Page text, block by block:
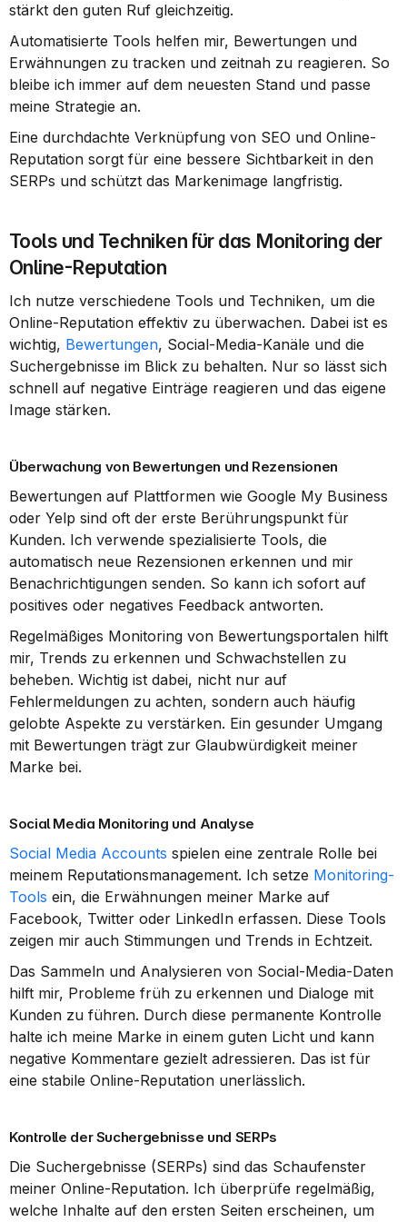
stärkt den guten Ruf gleichzeitig.
Automatisierte Tools helfen mir, Bewertungen und
Erwähnungen zu tracken und zeitnah zu reagieren. So
bleibe ich immer auf dem neuesten Stand und passe
meine Strategie an.
Eine durchdachte Verknüpfung von SEO und Online-
Reputation sorgt für eine bessere Sichtbarkeit in den
SERPs und schützt das Markenimage langfristig.
Tools und Techniken für das Monitoring der
Online-Reputation
Ich nutze verschiedene Tools und Techniken, um die
Online-Reputation effektiv zu überwachen. Dabei ist es
wichtig, Bewertungen, Social-Media-Kanäle und die
Suchergebnisse im Blick zu behalten. Nur so lässt sich
schnell auf negative Einträge reagieren und das eigene
Image stärken.
Überwachung von Bewertungen und Rezensionen
Bewertungen auf Plattformen wie Google My Business
oder Yelp sind oft der erste Berührungspunkt für
Kunden. Ich verwende spezialisierte Tools, die
automatisch neue Rezensionen erkennen und mir
Benachrichtigungen senden. So kann ich sofort auf
positives oder negatives Feedback antworten.
Regelmäßiges Monitoring von Bewertungsportalen hilft
mir, Trends zu erkennen und Schwachstellen zu
beheben. Wichtig ist dabei, nicht nur auf
Fehlermeldungen zu achten, sondern auch häufig
gelobte Aspekte zu verstärken. Ein gesunder Umgang
mit Bewertungen trägt zur Glaubwürdigkeit meiner
Marke bei.
Social Media Monitoring und Analyse
Social Media Accounts spielen eine zentrale Rolle bei
meinem Reputationsmanagement. Ich setze Monitoring-
Tools ein, die Erwähnungen meiner Marke auf
Facebook, Twitter oder LinkedIn erfassen. Diese Tools
zeigen mir auch Stimmungen und Trends in Echtzeit.
Das Sammeln und Analysieren von Social-Media-Daten
hilft mir, Probleme früh zu erkennen und Dialoge mit
Kunden zu führen. Durch diese permanente Kontrolle
halte ich meine Marke in einem guten Licht und kann
negative Kommentare gezielt adressieren. Das ist für
eine stabile Online-Reputation unerlässlich.
Kontrolle der Suchergebnisse und SERPs
Die Suchergebnisse (SERPs) sind das Schaufenster
meiner Online-Reputation. Ich überprüfe regelmäßig,
welche Inhalte auf den ersten Seiten erscheinen, um